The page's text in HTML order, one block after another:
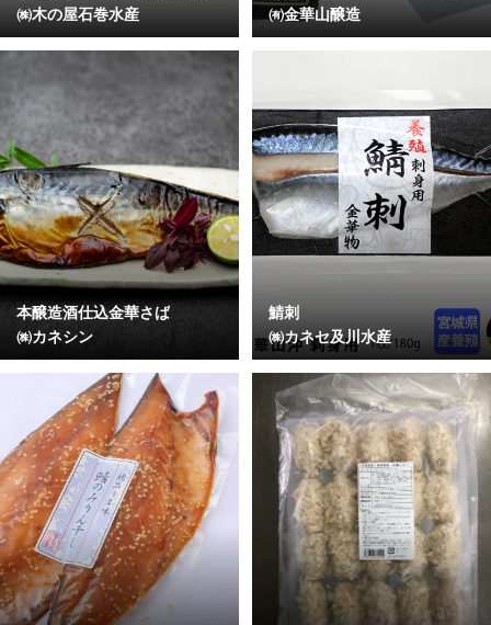
㈱木の屋石巻水産
㈲金華山醸造
本醸造酒仕込金華さば
㈱カネシン
鯖刺
㈱カネセ及川水産